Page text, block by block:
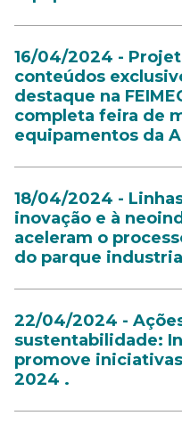
16/04/2024 -
conteúdos
destaque na
completa feira de
equipamentos da
18/04/2024 -
inovação e à
aceleram o
do parque
22/04/2024 -
sustentabilidade:
promove iniciativas
2024 .